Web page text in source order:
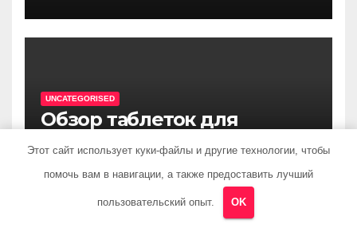
UNCATEGORISED
Обзор таблеток для
Этот сайт использует куки-файлы и другие технологии, чтобы
помочь вам в навигации, а также предоставить лучший
пользовательский опыт. OK